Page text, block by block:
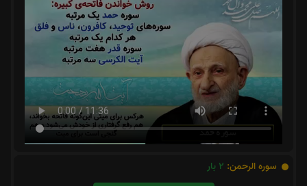
سوره الرحمن: 2 بار